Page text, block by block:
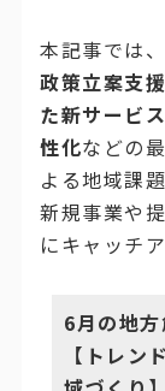
本記事では
政策立案支援
た新サービ
性化などの
よる地域課
新規事業や
にキャッチ
6月の地
【トレン